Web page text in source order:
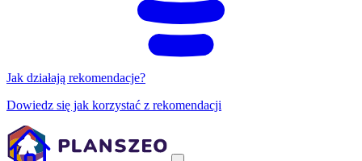
Jak działają rekomendacje?
Dowiedz się jak korzystać z rekomendacji